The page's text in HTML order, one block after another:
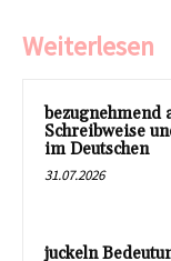
Weiterlesen
bezugnehmend
Schreibweise
im Deutschen
31.07.2026
juckeln